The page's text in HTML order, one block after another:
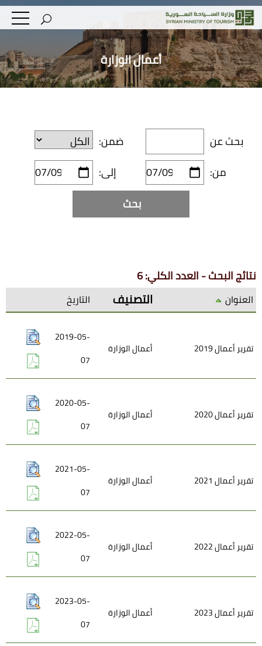
أعمال الوزارة
بحث عن
ضمن:
من:
إلى:
نتائج البحث - العدد الكلي: 6
العنوان التصنيف التاريخ
تقرير أعمال 2019 أعمال الوزارة
2019-05-
07
تقرير أعمال 2020 أعمال الوزارة
2020-05-
07
تقرير أعمال 2021 أعمال الوزارة
2021-05-
07
تقرير أعمال 2022 أعمال الوزارة
2022-05-
07
تقرير أعمال 2023 أعمال الوزارة
2023-05-
07